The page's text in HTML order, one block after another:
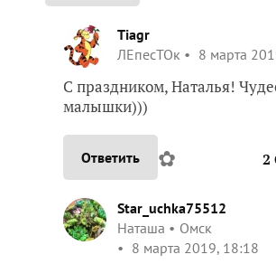
Tiagr
ЛЕпесТОк
8 марта
С праздником, Наталья!
малышки)))
Ответить ✿ 2
Star_uchka75512
Наташа
Омск
8 марта 2019, 18:18